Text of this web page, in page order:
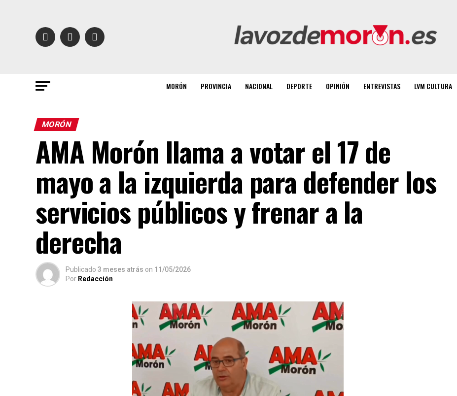
MORÓN PROVINCIA NACIONAL DEPORTE OPINIÓN ENTREVISTAS LVM CULTURA
MORÓN
AMA Morón llama a votar el 17 de
mayo a la izquierda para defender los
servicios públicos y frenar a la
derecha
Publicado 3 meses atrás on 11/05/2026
Por Redacción